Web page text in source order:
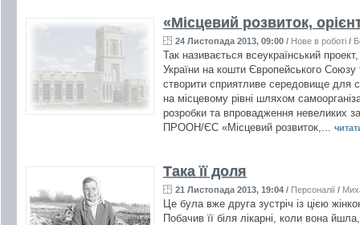
«Місцевий розвиток,
24 Листопада 2013, 09:00 / Нове в роботі /
Так називається всеукраїнський
України на кошти Європейського
створити сприятливе середовище для
на місцевому рівні шляхом
розробки та впровадження невеликих
ПРООН/ЄС «Місцевий розвиток,...
Така її доля
21 Листопада 2013, 19:04 / Персоналії /
Це була вже друга зустріч із цією
Побачив її біля лікарні, коли вона